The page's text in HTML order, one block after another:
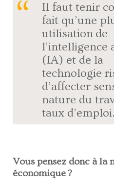
Il faut tenir
fait qu’une
utilisation de
l’intelligence
(IA) et de la
technologie
d’affecter
nature du
taux d’emploi.
Vous pensez donc à la
économique ?